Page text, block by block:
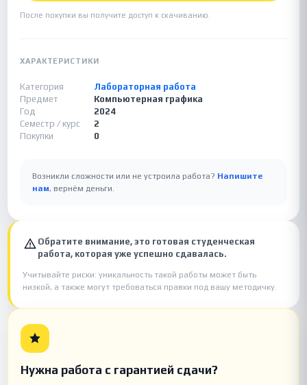
После покупки вы получите доступ к скачиванию.
ХАРАКТЕРИСТИКИ
Категория
Лабораторная работа
Предмет
Компьютерная графика
Год
2024
Семестр / курс
2
Покупки
0
Возникли сложности или не устроила работа? Напишите
нам, вернём деньги.
Обратите внимание, это готовая студенческая
работа, которая уже успешно сдавалась.
Учитывайте риски: уникальность такой работы может быть
низкой, а также могут требоваться правки под вашу методичку.
Нужна работа с гарантией сдачи?